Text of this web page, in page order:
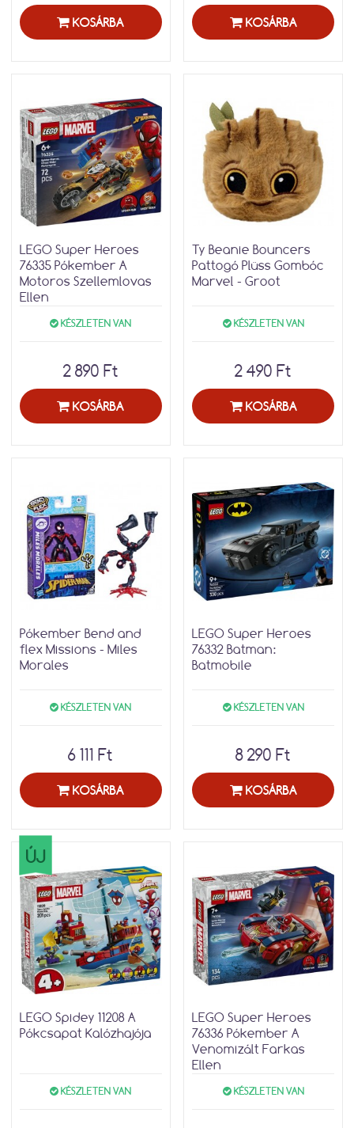
KOSÁRBA KOSÁRBA
LEGO Super Heroes
76335 Pókember A
Motoros Szellemlovas
Ellen
KÉSZLETEN VAN
2 890 Ft
KOSÁRBA
Ty Beanie Bouncers
Pattogó Plüss Gombóc
Marvel - Groot
KÉSZLETEN VAN
2 490 Ft
KOSÁRBA
Pókember Bend and
flex Missions - Miles
Morales
KÉSZLETEN VAN
6 111 Ft
KOSÁRBA
LEGO Super Heroes
76332 Batman:
Batmobile
KÉSZLETEN VAN
8 290 Ft
KOSÁRBA
ÚJ
LEGO Spidey 11208 A
Pókcsapat Kalózhajója
KÉSZLETEN VAN
LEGO Super Heroes
76336 Pókember A
Venomizált Farkas
Ellen
KÉSZLETEN VAN